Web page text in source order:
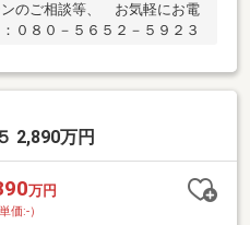
のご相談等、 お気軽にお電
８０－５６５２－５９２３
2,890万円
万円
価:-）